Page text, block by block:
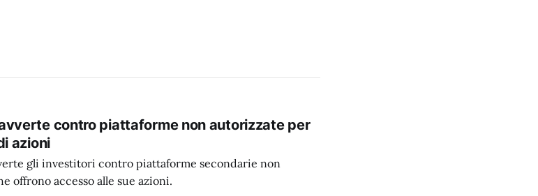
contro piattaforme non autorizzate per
azioni
gli investitori contro piattaforme secondarie non
offrono accesso alle sue azioni.